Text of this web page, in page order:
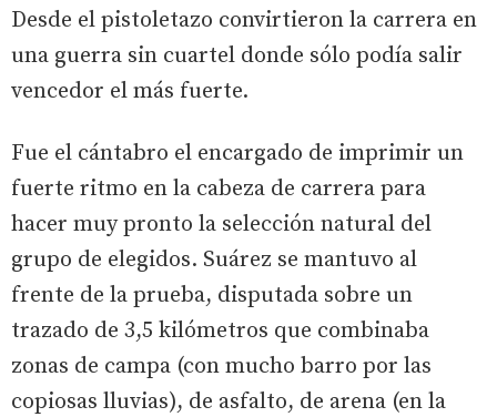
Desde el pistoletazo convirtieron la carrera en
una guerra sin cuartel donde sólo podía salir
vencedor el más fuerte.
Fue el cántabro el encargado de imprimir un
fuerte ritmo en la cabeza de carrera para
hacer muy pronto la selección natural del
grupo de elegidos. Suárez se mantuvo al
frente de la prueba, disputada sobre un
trazado de 3,5 kilómetros que combinaba
zonas de campa (con mucho barro por las
copiosas lluvias), de asfalto, de arena (en la